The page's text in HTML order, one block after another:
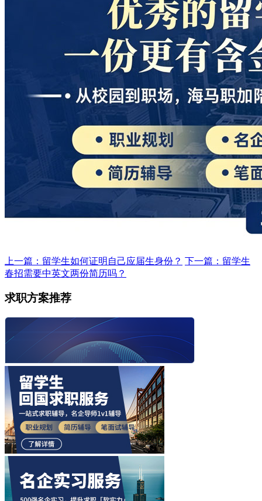
上一篇：留学生如何证明自己应届生身份？ 下一篇：留学生
春招需要中英文两份简历吗？
求职方案推荐